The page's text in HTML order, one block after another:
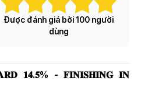
Được đánh giá bởi 100 người
dùng
𝟏𝟒.𝟓% - 𝐅𝐈𝐍𝐈𝐒𝐇𝐈𝐍𝐆 𝐈𝐍